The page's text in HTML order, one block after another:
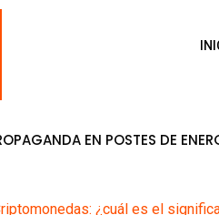
DE ENERGÍA 6 de agosto de
¿cuál es el